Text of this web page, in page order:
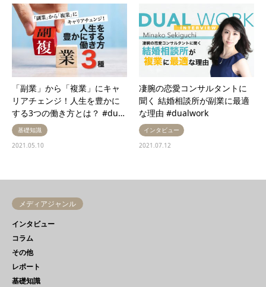
「副業」から「複業」にキャ
リアチェンジ！人生を豊かに
する3つの働き方とは？ #du…
基礎知識
2021.05.10
凄腕の恋愛コンサルタントに
聞く 結婚相談所が副業に最適
な理由 #dualwork
インタビュー
2021.07.12
メディアジャンル
インタビュー
コラム
その他
レポート
基礎知識